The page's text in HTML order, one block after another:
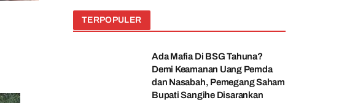
TERPOPULER
Ada Mafia Di BSG Tahuna?
Demi Keamanan Uang Pemda
dan Nasabah, Pemegang Saham
Bupati Sangihe Disarankan